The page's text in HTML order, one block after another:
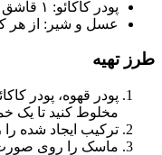
پودر کاکائو: ۱ قاشق غذاخوری
عسل و شیر: از هر کدام ۱ قاشق
طرز تهیه
پودر قهوه، پودر
مخلوط کنید تا یک
ترکیب ایجاد شده
ماسک را روی صورت